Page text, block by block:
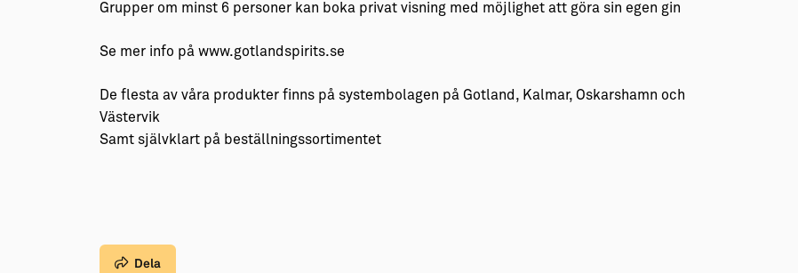
Grupper om minst 6 personer kan boka privat visning med möjlighet att göra sin egen gin
Se mer info på www.gotlandspirits.se
De flesta av våra produkter finns på systembolagen på Gotland, Kalmar, Oskarshamn och
Västervik
Samt självklart på beställningssortimentet
Dela